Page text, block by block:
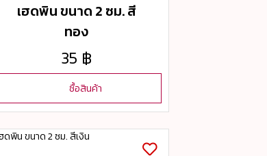
เฮดพิน ขนาด 2 ซม. สี
ทอง
35 ฿
ซื้อสินค้า